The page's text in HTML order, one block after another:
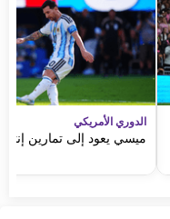
الدوري الأمريكي
ميسي يعود إلى تمارين إنتر